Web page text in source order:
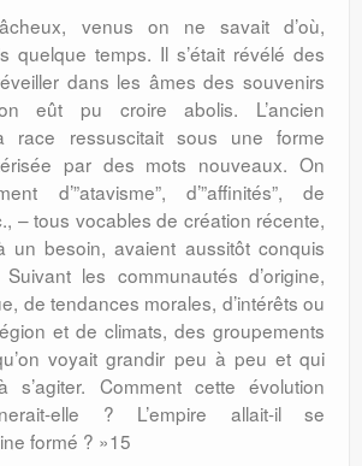
venus on ne savait d’où,
quelque temps. Il s’était révélé des
dans les âmes des souvenirs
eût pu croire abolis. L’ancien
race ressuscitait sous une forme
par des mots nouveaux. On
d’”atavisme”, d’”affinités”, de
– tous vocables de création récente,
un besoin, avaient aussitôt conquis
les communautés d’origine,
de tendances morales, d’intérêts ou
et de climats, des groupements
voyait grandir peu à peu et qui
s’agiter. Comment cette évolution
elle ? L’empire allait-il se
formé ? »15